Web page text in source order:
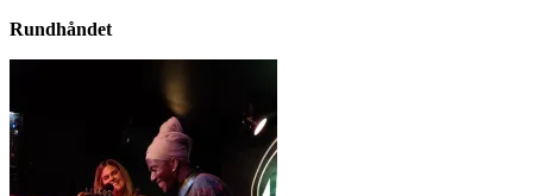
Rundhåndet